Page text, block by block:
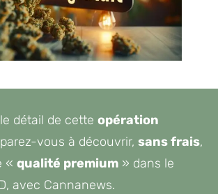
détail de cette opération
vous à découvrir, sans frais,
« qualité premium » dans le
avec Cannanews.